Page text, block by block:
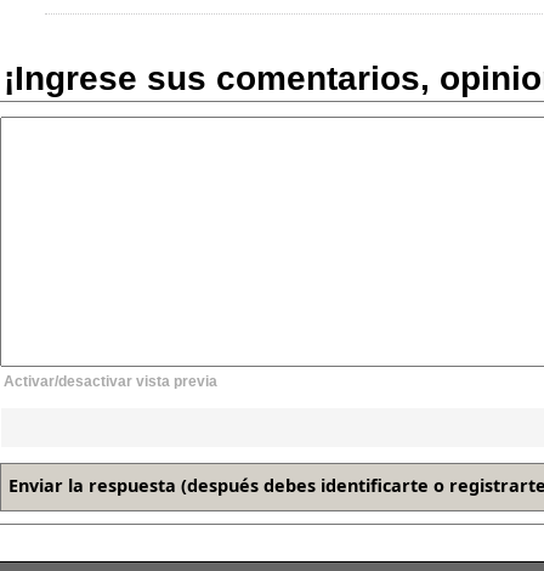
¡Ingrese sus comentarios,
Activar/desactivar vista previa